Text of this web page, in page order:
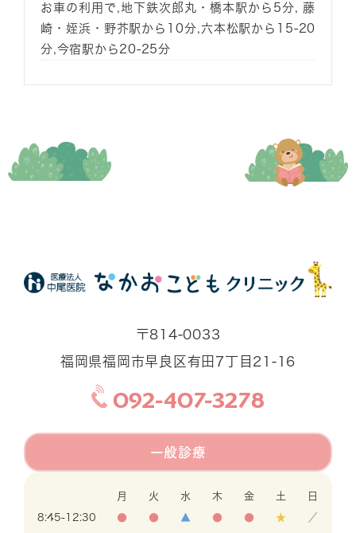
お車の利用で,地下鉄次郎丸・橋本駅から5分, 藤
崎・姪浜・野芥駅から10分,六本松駅から15-20
分,今宿駅から20-25分
〒814-0033
福岡県福岡市早良区有田7丁目21-16
092-407-3278
一般診療
月 火 水 木 金 土 日
8:45-12:30 ● ● ▲ ● ● ★ ／